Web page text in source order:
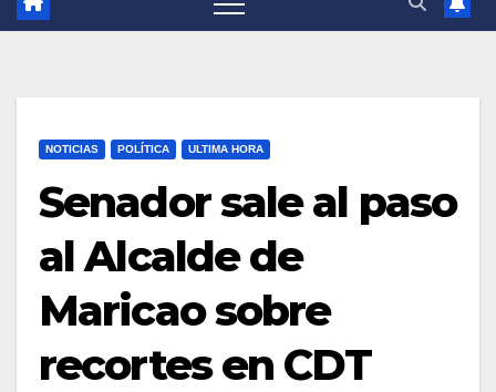
NOTICIAS POLÍTICA ULTIMA HORA
Senador sale al paso
al Alcalde de
Maricao sobre
recortes en CDT